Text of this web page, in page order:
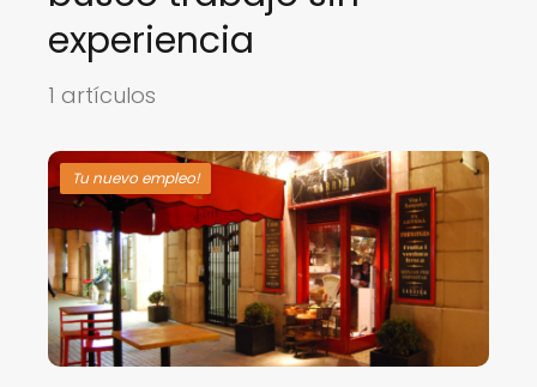
experiencia
1 artículos
Tu nuevo empleo!